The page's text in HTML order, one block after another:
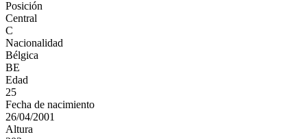
Posición
Central
C
Nacionalidad
Bélgica
BE
Edad
25
Fecha de nacimiento
26/04/2001
Altura